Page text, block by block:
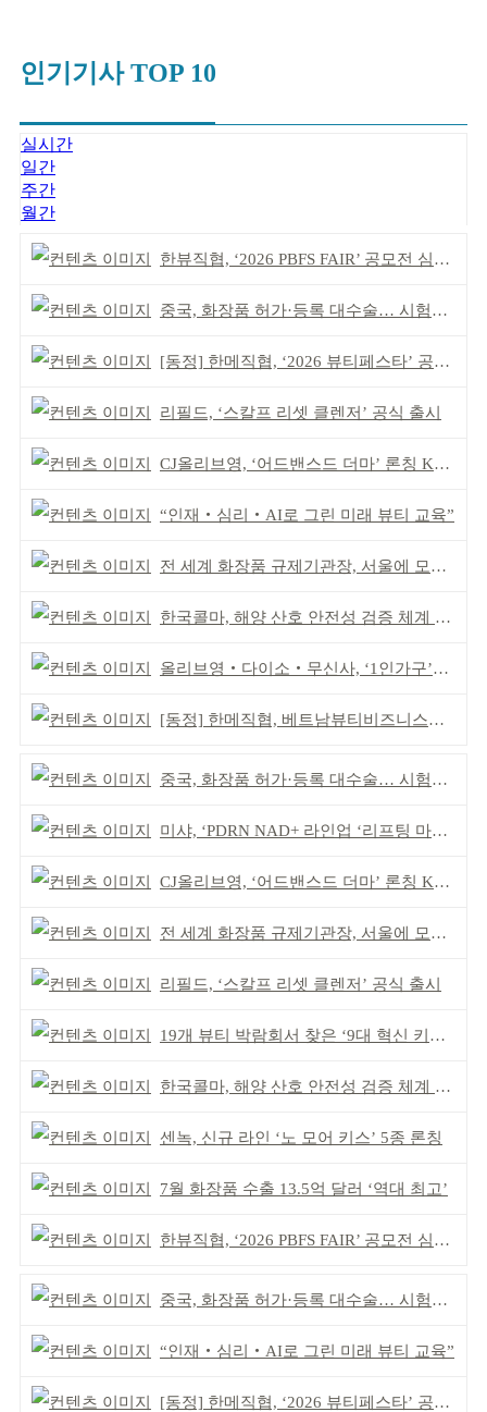
인기기사 TOP 10
실시간
일간
주간
월간
한뷰직협, ‘2026 PBFS FAIR’ 공모전 심사 성료
중국, 화장품 허가·등록 대수술… 시험자료 공용 허용
[동정] 한메직협, ‘2026 뷰티페스타’ 공동 주최
리필드, ‘스칼프 리셋 클렌저’ 공식 출시
CJ올리브영, ‘어드밴스드 더마’ 론칭 K더마 육성 박차
“인재‧심리‧AI로 그린 미래 뷰티 교육”
전 세계 화장품 규제기관장, 서울에 모인다
한국콜마, 해양 산호 안전성 검증 체계 구축
올리브영‧다이소‧무신사, ‘1인가구’가 이끈다
[동정] 한메직협, 베트남뷰티비즈니스협회와 MOU
중국, 화장품 허가·등록 대수술… 시험자료 공용 허용
미샤, ‘PDRN NAD+ 라인업 ‘리프팅 마스크’ 출시
CJ올리브영, ‘어드밴스드 더마’ 론칭 K더마 육성 박차
전 세계 화장품 규제기관장, 서울에 모인다
리필드, ‘스칼프 리셋 클렌저’ 공식 출시
19개 뷰티 박람회서 찾은 ‘9대 혁신 키워드’
한국콜마, 해양 산호 안전성 검증 체계 구축
센녹, 신규 라인 ‘노 모어 키스’ 5종 론칭
7월 화장품 수출 13.5억 달러 ‘역대 최고’
한뷰직협, ‘2026 PBFS FAIR’ 공모전 심사 성료
중국, 화장품 허가·등록 대수술… 시험자료 공용 허용
“인재‧심리‧AI로 그린 미래 뷰티 교육”
[동정] 한메직협, ‘2026 뷰티페스타’ 공동 주최